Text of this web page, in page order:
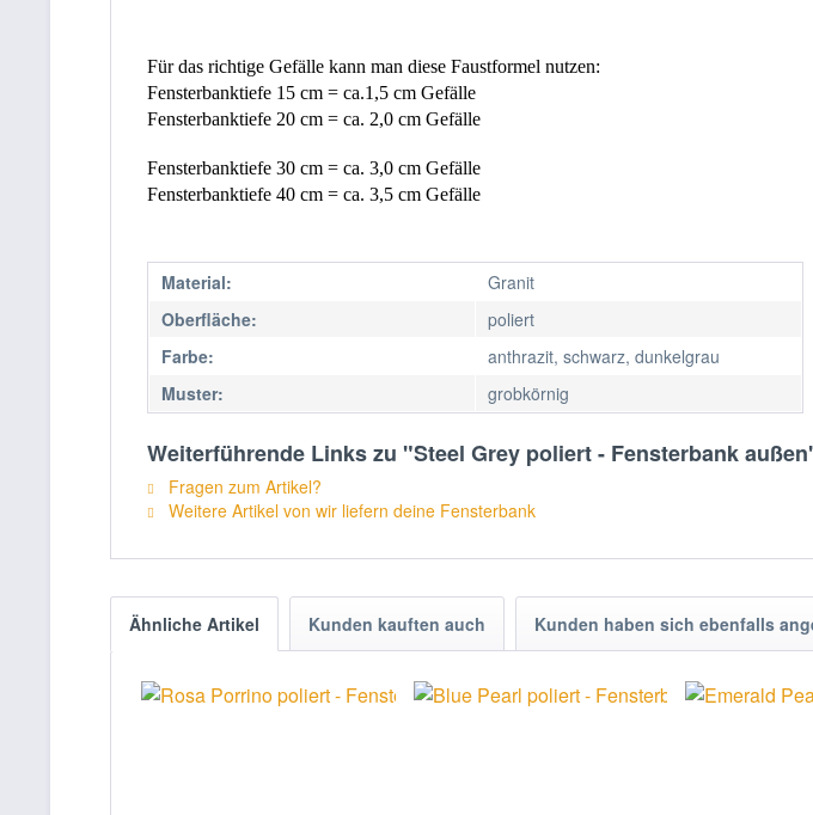
Für das richtige Gefälle kann man diese Faustformel nutzen:
Fensterbanktiefe 15 cm = ca.1,5 cm Gefälle
Fensterbanktiefe 20 cm = ca. 2,0 cm Gefälle
Fensterbanktiefe 30 cm = ca. 3,0 cm Gefälle
Fensterbanktiefe 40 cm = ca. 3,5 cm Gefälle
Material:
Granit
Oberfläche:
poliert
Farbe:
anthrazit, schwarz, dunkelgrau
Muster:
grobkörnig
Weiterführende Links zu "Steel Grey poliert - Fensterbank
Fragen zum Artikel?
Weitere Artikel von wir liefern deine Fensterbank
Ähnliche Artikel Kunden kauften auch Kunden haben sich ebenfalls